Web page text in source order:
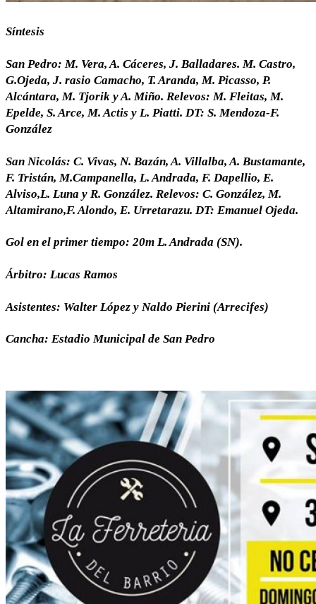
Síntesis
San Pedro: M. Vera, A. Cáceres, J. Balladares. M. Castro,
G.Ojeda, J. rasio Camacho, T. Aranda, M. Picasso, P.
Alcántara, M. Tjorik y A. Miño. Relevos: M. Fleitas, M.
Epelde, S. Arce, M. Actis y L. Piatti. DT: S. Mendoza-F.
González
San Nicolás: C. Vivas, N. Bazán, A. Villalba, A. Bustamante,
F. Tristán, M.Campanella, L. Andrada, F. Dapellio, E.
Alviso,L. Luna y R. González. Relevos: C. González, M.
Altamirano,F. Alondo, E. Urretarazu. DT: Emanuel Ojeda.
Gol en el primer tiempo: 20m L. Andrada (SN).
Árbitro: Lucas Ramos
Asistentes: Walter López y Naldo Pierini (Arrecifes)
Cancha: Estadio Municipal de San Pedro